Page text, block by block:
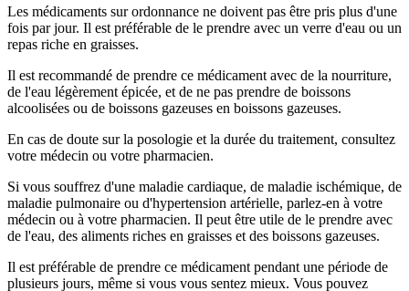
Les médicaments sur ordonnance ne doivent pas être pris plus d'une
fois par jour. Il est préférable de le prendre avec un verre d'eau ou un
repas riche en graisses.
Il est recommandé de prendre ce médicament avec de la nourriture,
de l'eau légèrement épicée, et de ne pas prendre de boissons
alcoolisées ou de boissons gazeuses en boissons gazeuses.
En cas de doute sur la posologie et la durée du traitement, consultez
votre médecin ou votre pharmacien.
Si vous souffrez d'une maladie cardiaque, de maladie ischémique, de
maladie pulmonaire ou d'hypertension artérielle, parlez-en à votre
médecin ou à votre pharmacien. Il peut être utile de le prendre avec
de l'eau, des aliments riches en graisses et des boissons gazeuses.
Il est préférable de prendre ce médicament pendant une période de
plusieurs jours, même si vous vous sentez mieux. Vous pouvez